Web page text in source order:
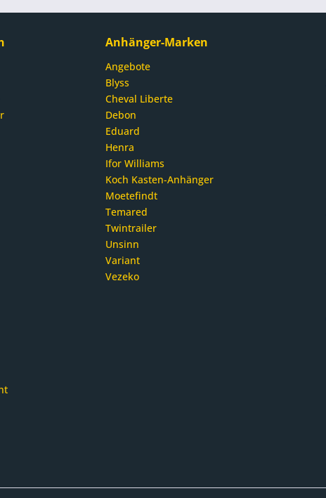
Anhänger-Marken
Angebote
Blyss
Cheval Liberte
Debon
Eduard
Henra
Ifor Williams
Koch Kasten-Anhänger
Moetefindt
Temared
Twintrailer
Unsinn
Variant
Vezeko